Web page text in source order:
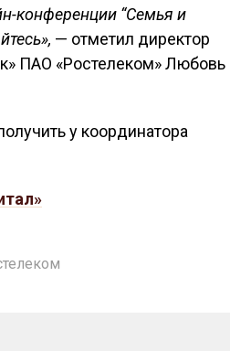
конференции “Семья и
— отметил директор
ПАО «Ростелеком» Любовь
у координатора